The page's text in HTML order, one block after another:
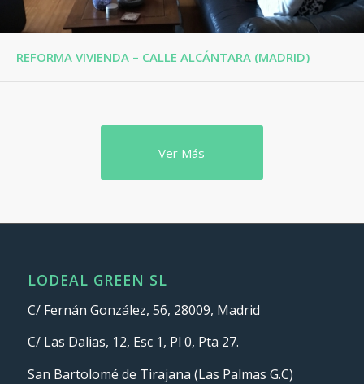
REFORMA VIVIENDA – CALLE ALCÁNTARA (MADRID)
Ver Más
LODEAL GREEN SL
C/ Fernán González, 56, 28009, Madrid
C/ Las Dalias, 12, Esc 1, Pl 0, Pta 27.
San Bartolomé de Tirajana (Las Palmas G.C)